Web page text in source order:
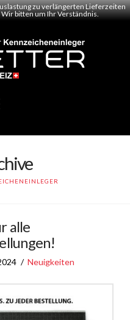
zu verlängerten Lieferzeiten
bitten um Ihr Verständnis.
alle
Neuigkeiten